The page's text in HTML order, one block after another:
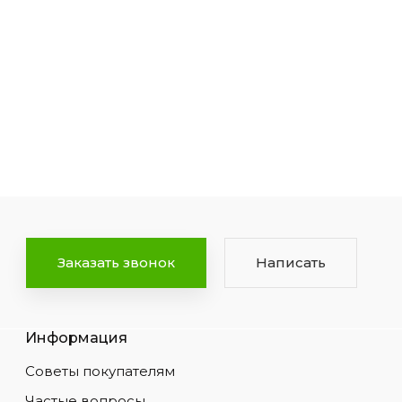
Заказать звонок Написать
Информация
Советы покупателям